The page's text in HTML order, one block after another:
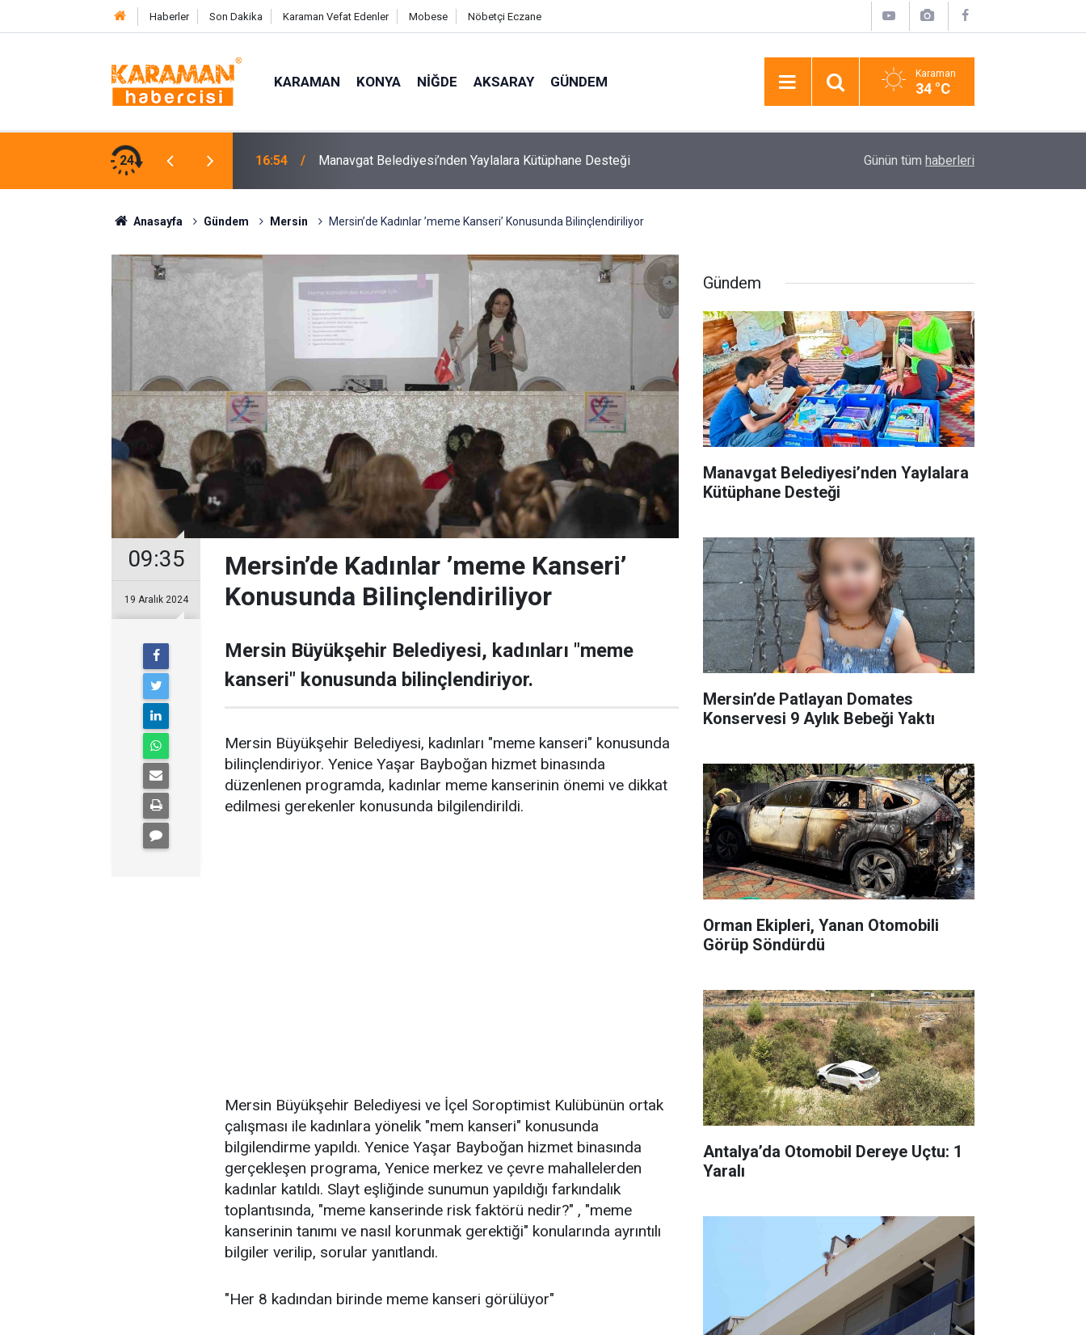
Haberler Son Dakika Karaman Vefat Edenler Mobese Nöbetçi Eczane
KARAMAN KONYA NIĞDE AKSARAY GÜNDEM Karaman
34 °C
24
Kütüphane Desteği 16:35 Mersin’de Patlayan Domates Konservesi 9 Aylık Bebeği Yaktı Aksaray’da 17 Yaşındaki Çocuk Arkadaşı
Günün tüm haberleri
Anasayfa Gündem Mersin Mersin’de Kadınlar ’meme Kanseri’ Konusunda Bilinçlendiriliyor
09:35
19 Aralık 2024
Mersin’de Kadınlar ’meme Kanseri’
Konusunda Bilinçlendiriliyor
Mersin Büyükşehir Belediyesi, kadınları "meme
kanseri" konusunda bilinçlendiriyor.
Mersin Büyükşehir Belediyesi, kadınları "meme kanseri" konusunda
bilinçlendiriyor. Yenice Yaşar Bayboğan hizmet binasında
düzenlenen programda, kadınlar meme kanserinin önemi ve dikkat
edilmesi gerekenler konusunda bilgilendirildi.
Mersin Büyükşehir Belediyesi ve İçel Soroptimist Kulübünün ortak
çalışması ile kadınlara yönelik "mem kanseri" konusunda
bilgilendirme yapıldı. Yenice Yaşar Bayboğan hizmet binasında
gerçekleşen programa, Yenice merkez ve çevre mahallelerden
kadınlar katıldı. Slayt eşliğinde sunumun yapıldığı farkındalık
toplantısında, "meme kanserinde risk faktörü nedir?" , "meme
kanserinin tanımı ve nasıl korunmak gerektiği" konularında ayrıntılı
bilgiler verilip, sorular yanıtlandı.
"Her 8 kadından birinde meme kanseri görülüyor"
Gündem
Manavgat Belediyesi’nden Yaylalara
Kütüphane Desteği
Mersin’de Patlayan Domates
Konservesi 9 Aylık Bebeği Yaktı
Orman Ekipleri, Yanan Otomobili
Görüp Söndürdü
Antalya’da Otomobil Dereye Uçtu: 1
Yaralı